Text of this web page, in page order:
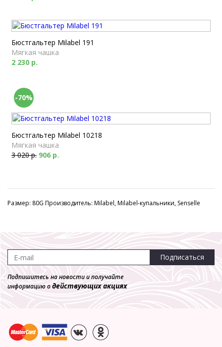
Бюстгальтер Milabel 191
Мягкая чашка
2 230 р.
-70%
Бюстгальтер Milabel 10218
Мягкая чашка
3 020 р. 906 р.
Размер: 80G Производитель: Milabel, Milabel-купальники, Senselle
Подписаться
Подпишитесь на новости и получайте
информацию одействующих акциях